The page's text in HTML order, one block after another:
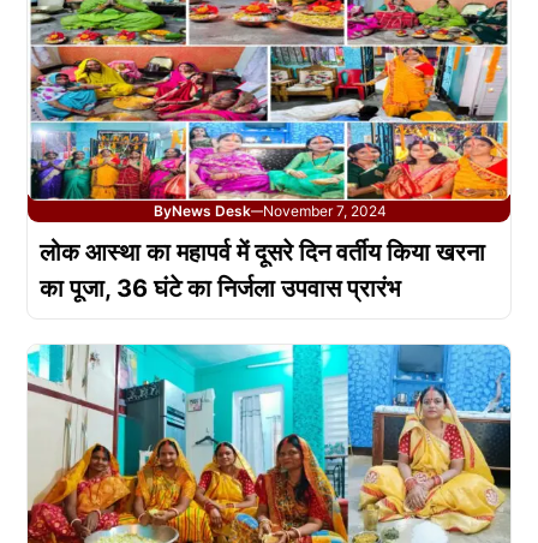
ByNews Desk—November 7, 2024
लोक आस्था का महापर्व में दूसरे दिन वर्तीय किया खरना
का पूजा, 36 घंटे का निर्जला उपवास प्रारंभ